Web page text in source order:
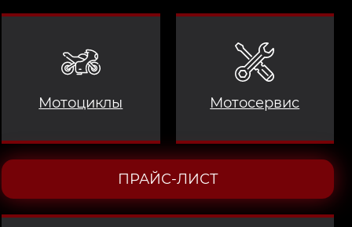
Мотоциклы Мотосервис
ПРАЙС-ЛИСТ